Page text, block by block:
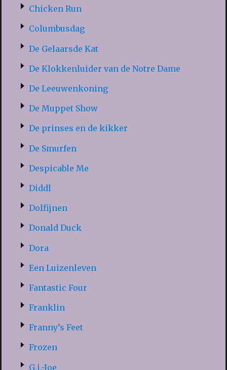
Chicken Run
Columbusdag
De Gelaarsde Kat
De Klokkenluider van de Notre Dame
De Leeuwenkoning
De Muppet Show
De prinses en de kikker
De Smurfen
Despicable Me
Diddl
Dolfijnen
Donald Duck
Dora
Een Luizenleven
Fantastic Four
Franklin
Franny’s Feet
Frozen
G.i.-Joe